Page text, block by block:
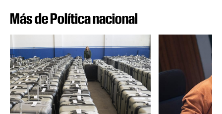
Más de Política nacional